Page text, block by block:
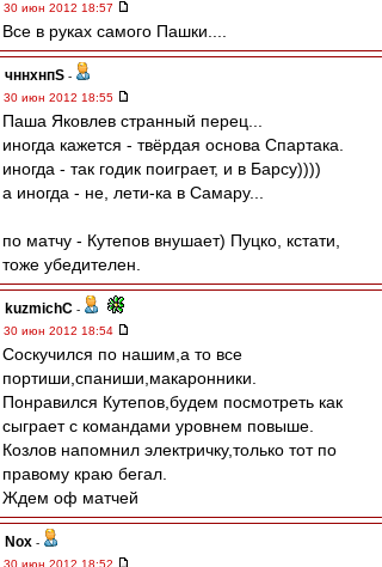
30 июн 2012 18:57
Все в руках самого Пашки....
чннхнпS -
30 июн 2012 18:55
Паша Яковлев странный перец...
иногда кажется - твёрдая основа Спартака.
иногда - так годик поиграет, и в Барсу))))
а иногда - не, лети-ка в Самару...
по матчу - Кутепов внушает) Пуцко, кстати,
тоже убедителен.
kuzmichC -
30 июн 2012 18:54
Соскучился по нашим,а то все
портиши,спаниши,макаронники.
Понравился Кутепов,будем посмотреть как
сыграет с командами уровнем повыше.
Козлов напомнил электричку,только тот по
правому краю бегал.
Ждем оф матчей
Nox -
30 июн 2012 18:52